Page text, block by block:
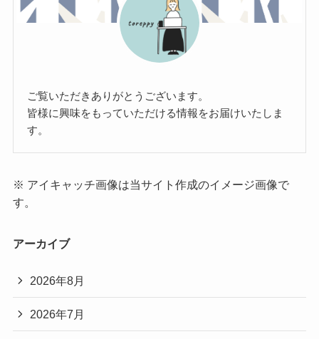
ご覧いただきありがとうございます。
皆様に興味をもっていただける情報をお届けいたしま
す。
※ アイキャッチ画像は当サイト作成のイメージ画像で
す。
アーカイブ
2026年8月
2026年7月